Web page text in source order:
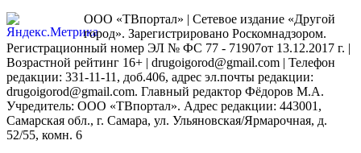
ООО «ТВпортал» | Сетевое издание «Другой
город». Зарегистрировано Роскомнадзором.
Регистрационный номер ЭЛ № ФС 77 - 71907от 13.12.2017 г. |
Возрастной рейтинг 16+ | drugoigorod@gmail.com | Телефон
редакции: 331-11-11, доб.406, адрес эл.почты редакции:
drugoigorod@gmail.com. Главный редактор Фёдоров М.А.
Учредитель: ООО «ТВпортал». Адрес редакции: 443001,
Самарская обл., г. Самара, ул. Ульяновская/Ярмарочная, д.
52/55, комн. 6